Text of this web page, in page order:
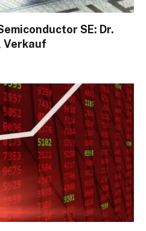
SE: Dr.
Verkauf